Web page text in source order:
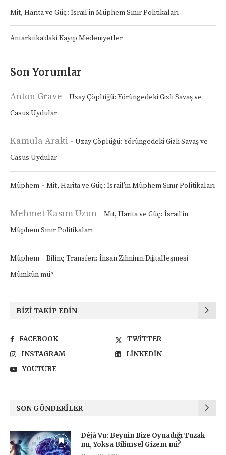
Mit, Harita ve Güç: İsrail’in Müphem Sınır Politikaları
Antarktika’daki Kayıp Medeniyetler
Son Yorumlar
Anton Grave - Uzay Çöplüğü: Yörüngedeki Gizli Savaş ve
Casus Uydular
Kamula Araki - Uzay Çöplüğü: Yörüngedeki Gizli Savaş ve
Casus Uydular
Müphem - Mit, Harita ve Güç: İsrail’in Müphem Sınır Politikaları
Mehmet Kasım Uzun - Mit, Harita ve Güç: İsrail’in
Müphem Sınır Politikaları
Müphem - Bilinç Transferi: İnsan Zihninin Dijitalleşmesi
Mümkün mü?
BIZI TAKIP EDIN
FACEBOOK
TWITTER
INSTAGRAM
LINKEDIN
YOUTUBE
SON GÖNDERILER
Déjà Vu: Beynin Bize Oynadığı Tuzak
mı, Yoksa Bilimsel Gizem mi?